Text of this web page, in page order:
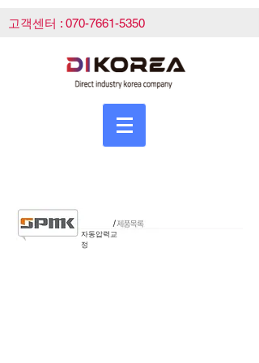
고객센터 : 070-7661-5350
자동압력교
정